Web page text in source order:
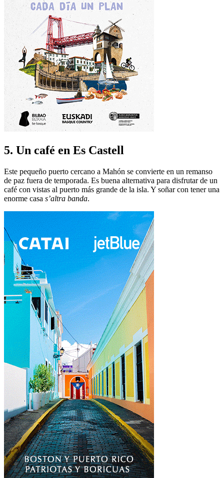
5. Un café en Es Castell
Este pequeño puerto cercano a Mahón se convierte en un remanso
de paz fuera de temporada. Es buena alternativa para disfrutar de un
café con vistas al puerto más grande de la isla. Y soñar con tener una
enorme casa s’altra banda.